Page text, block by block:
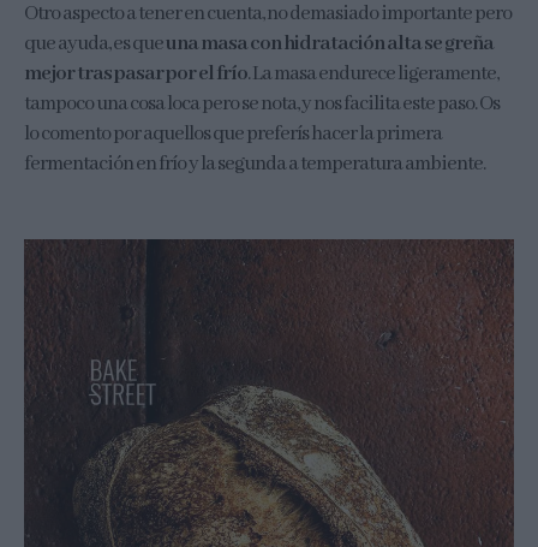
Otro aspecto a tener en cuenta, no demasiado importante pero
que ayuda, es queuna masa con hidratación alta se greña
mejor tras pasar por el frío. La masa endurece ligeramente,
tampoco una cosa loca pero se nota, y nos facilita este paso. Os
lo comento por aquellos que preferís hacer la primera
fermentación en frío y la segunda a temperatura ambiente.